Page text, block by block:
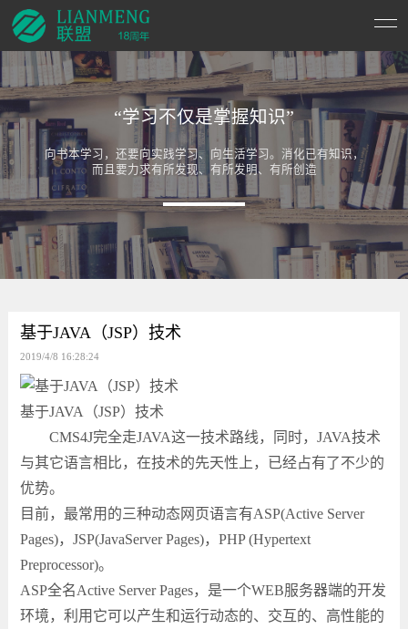
“学习不仅是掌握知识”
向书本学习，还要向实践学习、向生活学习。消化已有知识，
而且要力求有所发现、有所发明、有所创造
基于JAVA（JSP）技术
2019/4/8 16:28:24
基于JAVA（JSP）技术
CMS4J完全走JAVA这一技术路线，同时，JAVA技术
与其它语言相比，在技术的先天性上，已经占有了不少的
优势。
目前，最常用的三种动态网页语言有ASP(Active Server
Pages)，JSP(JavaServer Pages)，PHP (Hypertext
Preprocessor)。
ASP全名Active Server Pages，是一个WEB服务器端的开发
环境，利用它可以产生和运行动态的、交互的、高性能的